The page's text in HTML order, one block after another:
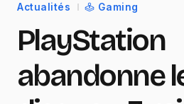
Actualités Gaming
PlayStation
abandonne